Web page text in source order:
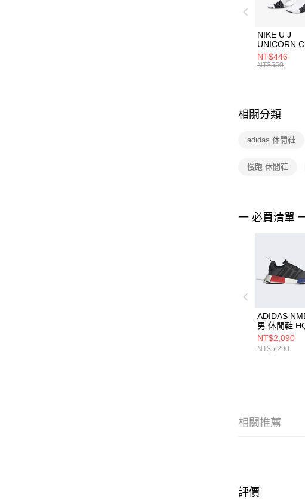
NIKE U J
UNICORN
1PR -160 男
統襪
NT$446
NT$550
相關分類
adidas 休閒鞋
慢跑 休閒鞋
一 必買清單
ADIDAS
男 休閒鞋
NT$2,090
NT$5,290
相關推薦
評價